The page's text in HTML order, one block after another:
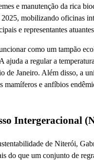
e manutenção da rica
mobilizando oficinas
e representantes
como um tampão
ajuda a regular a
Janeiro. Além disso, a
mamíferos e anfíbios
Intergeracional
de Niterói,
do que um conjunto de